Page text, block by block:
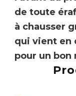
de toute
à chausser
qui vient en
pour un bon